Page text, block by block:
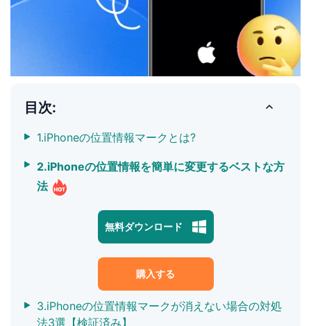
目次:
1.iPhoneの位置情報マークとは?
2.iPhoneの位置情報を簡単に変更するベストな方
法
無料ダウンロード
購入する
3.iPhoneの位置情報マークが消えない場合の対処
法3選【検証済み】